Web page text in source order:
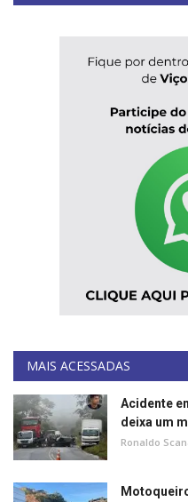
MAIS ACESSADAS
Acidente
deixa um
Ronaldo